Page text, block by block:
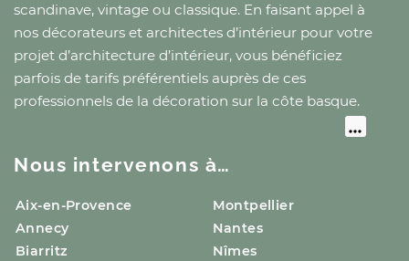
scandinave, vintage ou classique. En faisant appel à
nos décorateurs et architectes d’intérieur pour votre
projet d’architecture d’intérieur, vous bénéficiez
parfois de tarifs préférentiels auprès de ces
professionnels de la décoration sur la côte basque.
Nous intervenons à…
Aix-en-Provence
Annecy
Biarritz
Montpellier
Nantes
Nîmes